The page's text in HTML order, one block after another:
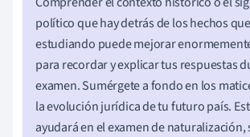
político que hay detrás de los hechos
estudiando puede mejorar
para recordar y explicar tus respuestas
examen. Sumérgete a fondo en los
la evolución jurídica de tu futuro país.
ayudará en el examen de naturalización,